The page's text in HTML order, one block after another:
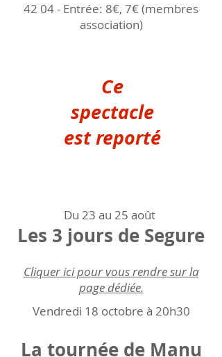
42 04- Entrée: 8€, 7€ (membres
association)
Ce
spectacle
est reporté
Du 23 au 25 août
Les 3 jours de Segure
Cliquer ici pour vous rendre sur la
page dédiée.
Vendredi 18 octobre à 20h30
La tournéede Manu